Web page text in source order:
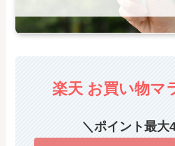
楽天 お買い物マ
＼ポイント最大